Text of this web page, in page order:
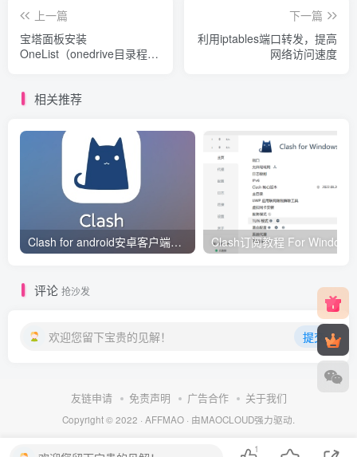
上一篇
宝塔面板安装
OneList（onedrive目录程
下一篇
利用iptables端口转发，提高
网络访问速度
相关推荐
Clash for android安卓客户端保姆级新手使用教程
评论 抢沙发
欢迎您留下宝贵的见解！ 提交
友链申请 免责声明 广告合作 关于我们
Copyright © 2022 · AFFMAO · 由MAOCLOUD强力驱动.
1